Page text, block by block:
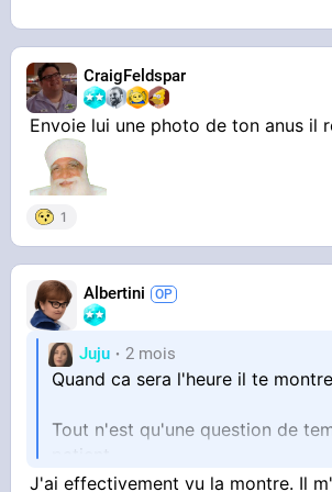
Je ne suis qu'une merde face à lui
comporte comme une
devant Timothée Chalamet.
CraigFeldspar
Envoie lui une photo de ton anus il
1
Albertini
Juju 2 mois
Quand ca sera l'heure il te
Tout n'est qu'une question de
J'ai effectivement vu la montre. Il